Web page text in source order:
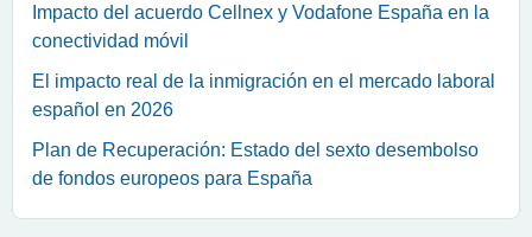
Impacto del acuerdo Cellnex y Vodafone España en la
conectividad móvil
El impacto real de la inmigración en el mercado laboral
español en 2026
Plan de Recuperación: Estado del sexto desembolso
de fondos europeos para España